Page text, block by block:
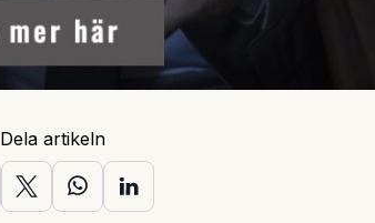
Dela artikeln